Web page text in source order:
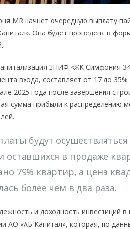
MR начнет очередную выплату
Она будет проведена в
ЗПИФ «ЖК Симфония
входа, составляет от 17 до
2025 года после завершения
сумма прибыли к распределению
будут осуществляться
оставшихся в продаже
79% квартир, а цена
более чем в два раза.
и доходность инвестиций
АО «АБ Капитал», которая, по